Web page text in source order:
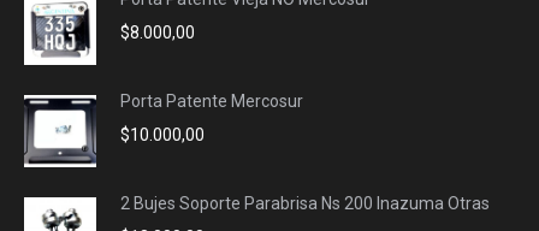
new
window
new
window
new
window
new
window
$8.000,00
Porta Patente Mercosur
$10.000,00
2 Bujes Soporte Parabrisa Ns 200 Inazuma Otras